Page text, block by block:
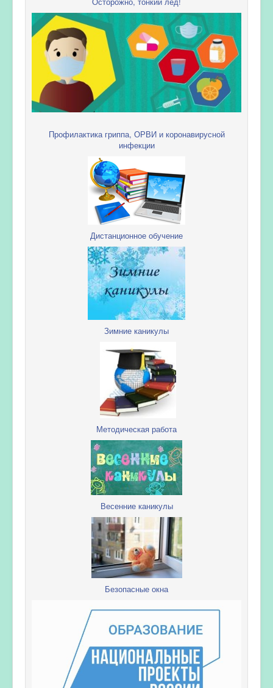
Профилактика гриппа, ОРВИ и коронавирусной
инфекции
Дистанционное обучение
Зимние каникулы
Методическая работа
Весенние каникулы
Безопасные окна